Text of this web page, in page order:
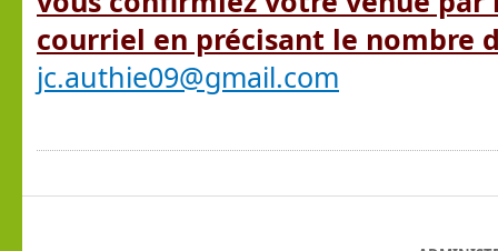
courriel en précisant le nombre
jc.authie09@gmail.com